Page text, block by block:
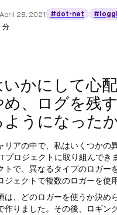
April 28, 2021 #dot-net
分
かにして心
め、ログを残
ようになった
リアの中で、私はいくつかの
プロジェクトに取り組んでき
トで、異なるタイプのロガー
ジェクトで複数のロガーを使
は、どのロガーを使うか決め
作りました。その後、ロギン